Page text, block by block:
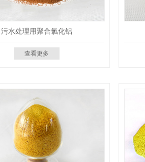
污水处理用聚合氯化铝
查看更多